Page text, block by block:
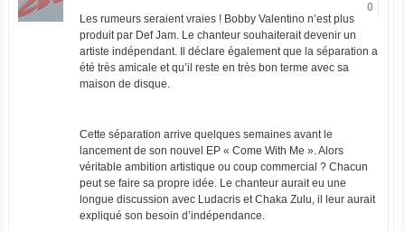
0
Les rumeurs seraient vraies ! Bobby Valentino n’est plus
produit par Def Jam. Le chanteur souhaiterait devenir un
artiste indépendant. Il déclare également que la séparation a
été très amicale et qu’il reste en très bon terme avec sa
maison de disque.
Cette séparation arrive quelques semaines avant le
lancement de son nouvel EP « Come With Me ». Alors
véritable ambition artistique ou coup commercial ? Chacun
peut se faire sa propre idée. Le chanteur aurait eu une
longue discussion avec Ludacris et Chaka Zulu, il leur aurait
expliqué son besoin d’indépendance.